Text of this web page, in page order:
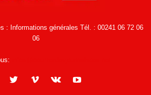
: Informations générales Tél. : 00241 06 72 06
06